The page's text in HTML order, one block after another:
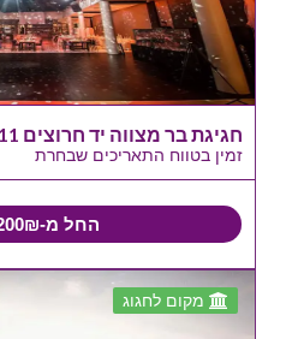
חגיגת בר מצווה יד חרוצים 11
זמין בטווח התאריכים שבחרת
החל מ-200₪ למנה
מקום לחגוג